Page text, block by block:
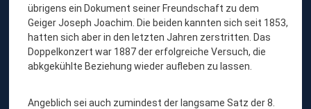
übrigens ein Dokument seiner Freundschaft zu dem
Geiger Joseph Joachim. Die beiden kannten sich seit 1853,
hatten sich aber in den letzten Jahren zerstritten. Das
Doppelkonzert war 1887 der erfolgreiche Versuch, die
abkgekühlte Beziehung wieder aufleben zu lassen.
Angeblich sei auch zumindest der langsame Satz der 8.